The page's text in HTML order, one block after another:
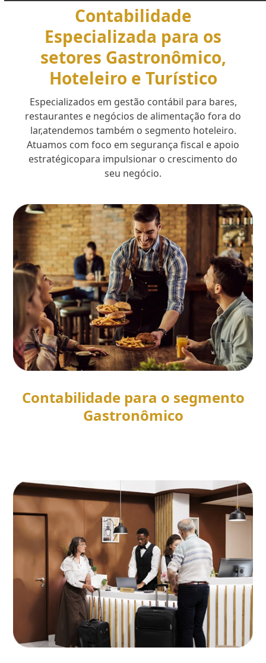
Contabilidade
Especializada para os
setores Gastronômico,
Hoteleiro e Turístico
Especializados em gestão contábil para bares,
restaurantes e negócios de alimentação fora do
lar,atendemos também o segmento hoteleiro.
Atuamos com foco em segurança fiscal e apoio
estratégicopara impulsionar o crescimento do
seu negócio.
Contabilidade para o segmento
Gastronômico